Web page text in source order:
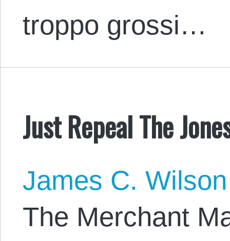
troppo grossi…
Just Repeal The
James C. Wilson
The Merchant